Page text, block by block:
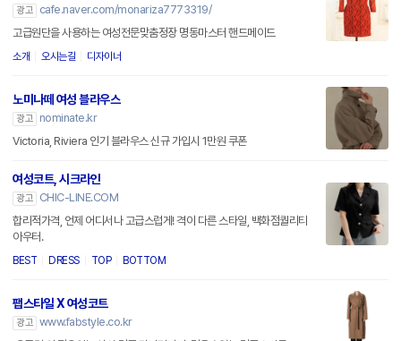
광고
cafe.naver.com/monariza7773319/
고급원단을 사용하는 여성전문맞춤정장 명동마스터 핸드메이드
소개 오시는길 디자이너
노미나떼 여성 블라우스
광고
nominate.kr
Victoria, Riviera 인기 블라우스 신규 가입시 1만원 쿠폰
여성코트, 시크라인
광고
CHIC-LINE.COM
합리적가격, 언제 어디서나 고급스럽게! 격이 다른 스타일, 백화점퀄리티
아우터.
BEST DRESS TOP BOTTOM
팹스타일 X 여성코트
광고 www.fabstyle.co.kr